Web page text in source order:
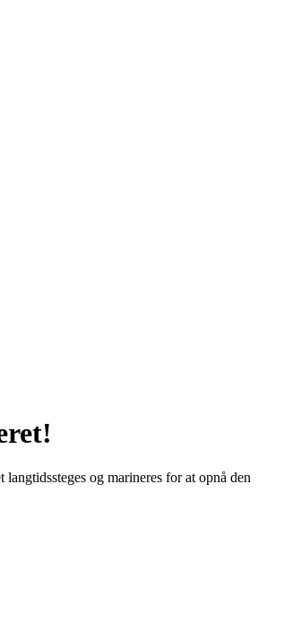
og marineres for at opnå den